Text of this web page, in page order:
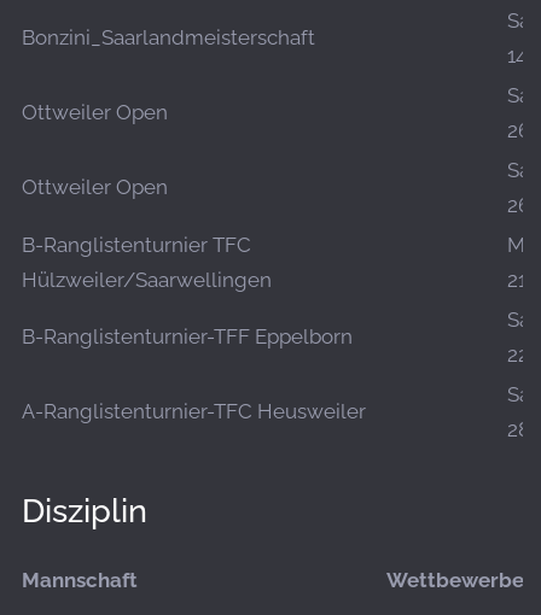
Bonzini_Saarlandmeisterschaft
Sa.,
Ottweiler Open
Sa.,
Ottweiler Open
Sa.,
B-Ranglistenturnier TFC
Hülzweiler/Saarwellingen
B-Ranglistenturnier-TFF Eppelborn
Sa.,
A-Ranglistenturnier-TFC Heusweiler
Sa.,
Disziplin
Mannschaft Wettbewerbe